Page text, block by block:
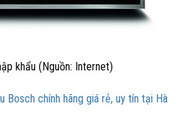
khẩu (Nguồn: Internet)
Bosch chính hãng giá rẻ, uy tín tại Hà